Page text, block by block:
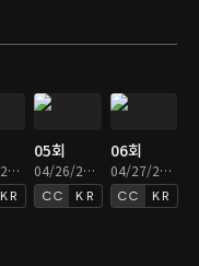
04/22/2021 • 39분
KR
05회
04/26/2021 • 39분
KR
06회
04/27/2021 • 39분
KR